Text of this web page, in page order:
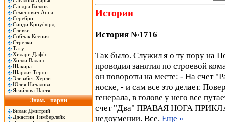
Сандра Баллок
Семенович Анна
Серебро
Синди Кроуфорд
Сливки
Собчак Ксения
Стрелки
Тату
Хилари Дафф
Холли Валанс
Шакира
Шарлиз Терон
Элизабет Херли
Юлия Началова
Ягайлова Настя
Знам. - парни
Билан Дмитрий
Джастин Тимберлейк
Истории
История №1716
Так было. Служил я о ту пору на
проводил занятия по строевой
он повороты на месте: - На счет
носке, - и сам все это делает.
генерала, в голове у него все
счет "Два" ПРАВАЯ НОГА
недоумении. Все. Еще »